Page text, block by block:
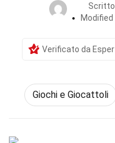
Scritto
Modified
Verificato da
Giochi e Giocattoli